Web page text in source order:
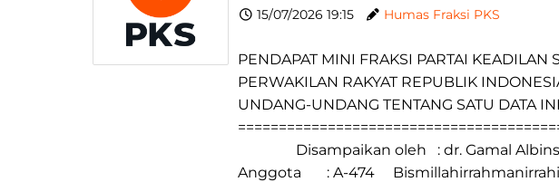
15/07/2026 19:15 Humas Fraksi PKS
PENDAPAT MINI FRAKSI PARTAI KEADILAN
PERWAKILAN RAKYAT REPUBLIK
UNDANG-UNDANG TENTANG SATU DATA
Disampaikan oleh : dr. Gamal
Anggota : A-474